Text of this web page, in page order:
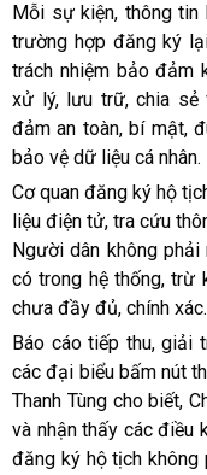
Mỗi sự kiện, thông
trường hợp đăng ký
trách nhiệm bảo đảm
xử lý, lưu trữ, chia sẻ
đảm an toàn, bí mật,
bảo vệ dữ liệu cá nhân.
Cơ quan đăng ký hộ
liệu điện tử, tra cứu
Người dân không
có trong hệ thống, trừ
chưa đầy đủ, chính xác.
Báo cáo tiếp thu, giải
các đại biểu bấm nút
Thanh Tùng cho biết,
và nhận thấy các điều
đăng ký hộ tịch không